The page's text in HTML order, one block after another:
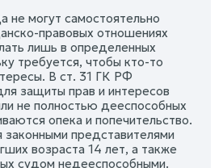
не могут самостоятельно
правовых отношениях
лишь в определенных
требуется, чтобы кто-то
В ст. 31 ГК РФ
защиты прав и интересов
не полностью дееспособных
опека и попечительство.
представителями
возраста 14 лет, а также
судом недееспособными.